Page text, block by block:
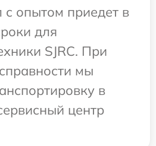
опытом приедет в
для
SJRC. При
мы
в
центр